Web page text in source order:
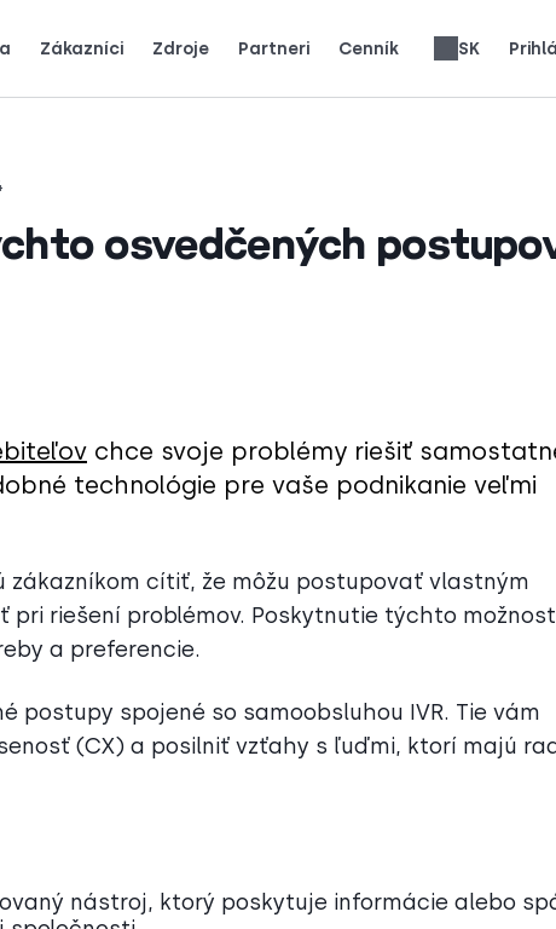
Zákazníci Zdroje Partneri Cenník SK
osvedčených
chce svoje problémy riešiť
technológie pre vaše podnikanie veľmi
cítiť, že môžu postupovať vlastným
riešení problémov. Poskytnutie týchto
a preferencie.
spojené so samoobsluhou IVR. Tie vám
(CX) a posilniť vzťahy s ľuďmi, ktorí majú
nástroj, ktorý poskytuje informácie alebo